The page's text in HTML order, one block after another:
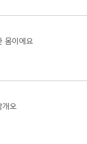
몸이에요
개오